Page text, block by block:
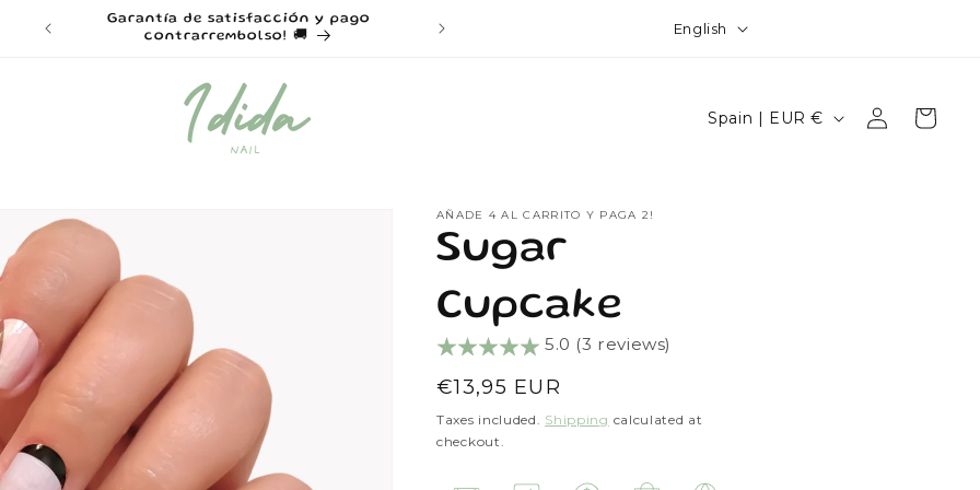
⭐
Garantía de satisfacción y pago
contrarrembolso! 🚚
English
C
e
Spain | EUR €
Log
in
Cart
AÑADE 4 AL CARRITO Y PAGA 2!
Sugar
Cupcake
5.0 (3 reviews)
Regular
price
€13,95 EUR
Taxes included. Shipping calculated at
checkout.